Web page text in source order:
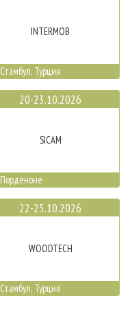
INTERMOB
Стамбул, Турция
20-23.10.2026
SICAM
Порденоне
22-25.10.2026
WOODTECH
Стамбул, Турция